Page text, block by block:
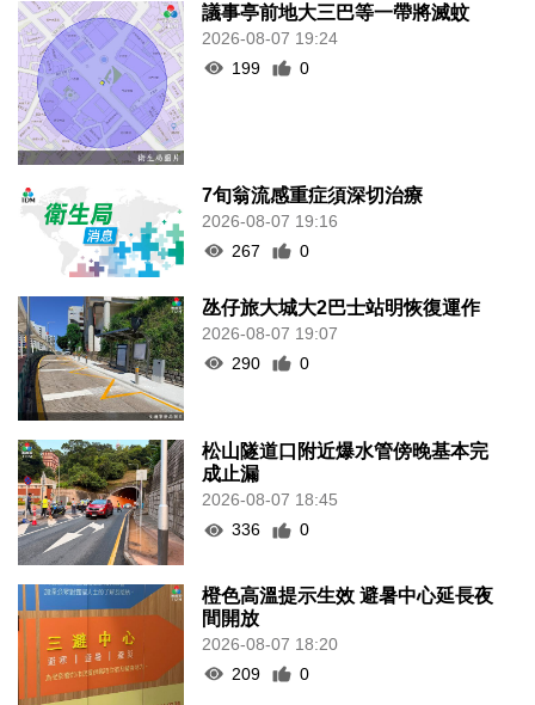
議事亭前地大三巴等一帶將滅蚊
2026-08-07 19:24
199
0
7旬翁流感重症須深切治療
2026-08-07 19:16
267
0
氹仔旅大城大2巴士站明恢復運作
2026-08-07 19:07
290
0
松山隧道口附近爆水管傍晚基本完
成止漏
2026-08-07 18:45
336
0
橙色高溫提示生效 避暑中心延長夜
間開放
2026-08-07 18:20
209
0